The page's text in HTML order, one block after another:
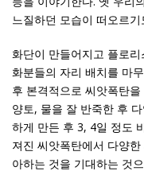
느질하던 모습이 떠오르
화단이 만들어지고 플로
화분들의 자리 배치를 마
후 본격적으로 씨앗폭탄
양토, 물을 잘 반죽한 후
하게 만든 후 3, 4일 정도
져진 씨앗폭탄에서 다양
아하는 것을 기대하는 것